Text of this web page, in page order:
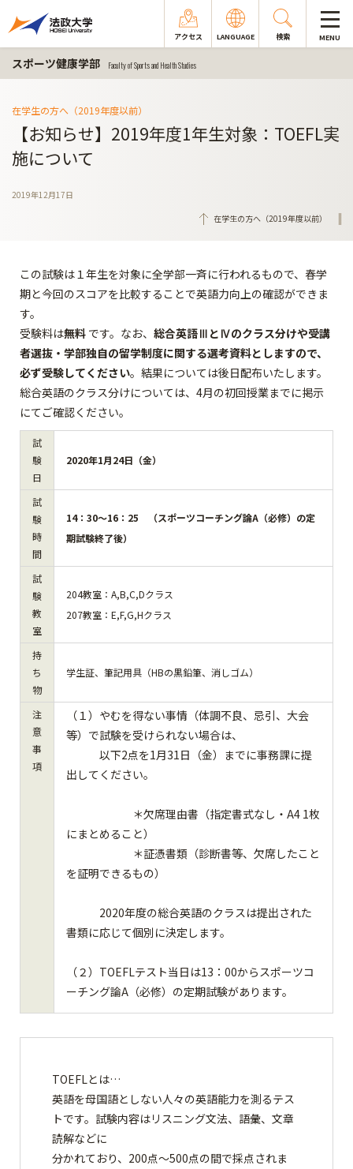
アクセス LANGUAGE 検索 MENU
スポーツ健康学部 Faculty of Sports and Health Studies
在学生の方へ（2019年度以前）
【お知らせ】2019年度1年生対象：TOEFL実
施について
2019年12月17日
在学生の方へ（2019年度以前）
この試験は１年生を対象に全学部一斉に行われるもので、春学
期と今回のスコアを比較することで英語力向上の確認ができま
す。
受験料は無料 です。なお、 総合英語ⅢとⅣのクラス分けや受講
者選抜・学部独自の留学制度に関する選考資料としますので、
必ず受験してください。結果については後日配布いたします。
総合英語のクラス分けについては、4月の初回授業までに掲示
にてご確認ください。
試
験
日
2020年1月24日（金）
試
験
時
間
14：30～16：25 （スポーツコーチング論A（必修）の定
期試験終了後）
試
験
教
室
204教室：A,B,C,Dクラス
207教室：E,F,G,Hクラス
持
ち
物
学生証、筆記用具（HBの黒鉛筆、消しゴム）
注
意
事
項
（１）やむを得ない事情（体調不良、忌引、大会
等）で試験を受けられない場合は、
以下2点を1月31日（金）までに事務課に提
出してください。
＊欠席理由書（指定書式なし・A4 1枚
にまとめること）
＊証憑書類（診断書等、欠席したこと
を証明できるもの）
2020年度の総合英語のクラスは提出された
書類に応じて個別に決定します。
（２）TOEFLテスト当日は13：00からスポーツコ
ーチング論A（必修）の定期試験があります。
TOEFLとは…
英語を母国語としない人々の英語能力を測るテス
トです。試験内容はリスニング文法、語彙、文章
読解などに
分かれており、200点～500点の間で採点されま